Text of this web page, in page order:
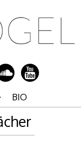
BIO